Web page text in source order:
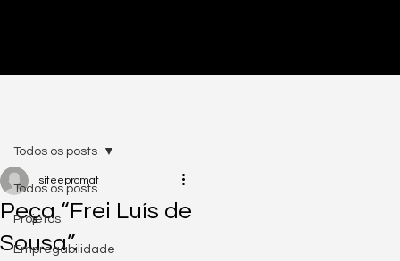
Todos os posts
Projetos
Empregabilidade
Todos os posts
Peça “Frei Luís de
Sousa”.
siteepromat